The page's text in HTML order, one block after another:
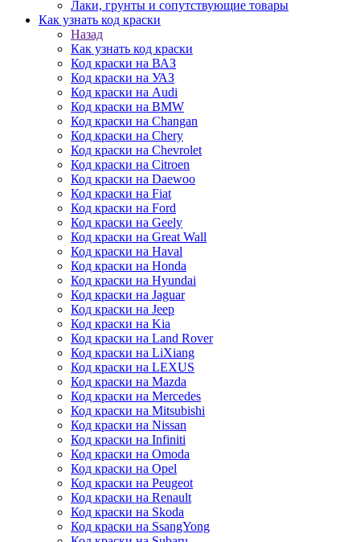
Лаки, грунты и сопутствующие товары
Как узнать код краски
Назад
Как узнать код краски
Код краски на ВАЗ
Код краски на УАЗ
Код краски на Audi
Код краски на BMW
Код краски на Changan
Код краски на Chery
Код краски на Chevrolet
Код краски на Citroen
Код краски на Daewoo
Код краски на Fiat
Код краски на Ford
Код краски на Geely
Код краски на Great Wall
Код краски на Haval
Код краски на Honda
Код краски на Hyundai
Код краски на Jaguar
Код краски на Jeep
Код краски на Kia
Код краски на Land Rover
Код краски на LiXiang
Код краски на LEXUS
Код краски на Mazda
Код краски на Mercedes
Код краски на Mitsubishi
Код краски на Nissan
Код краски на Infiniti
Код краски на Omoda
Код краски на Opel
Код краски на Peugeot
Код краски на Renault
Код краски на Skoda
Код краски на SsangYong